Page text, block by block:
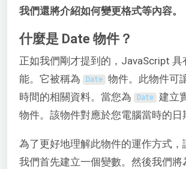
我們還將介紹如何變更格式等內容。
什麼是 Date 物件？
正如我們剛才提到的，JavaScript
能。它被稱為
Date 物件。此物件可
時間的相關資料。當您為
Date 建立
物件。該物件對應於您電腦當時的日
為了更好地理解此物件的運作方式
我們首先建立一個變數。然後我們